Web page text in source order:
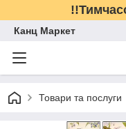
Канц Маркет
Товари та послуги